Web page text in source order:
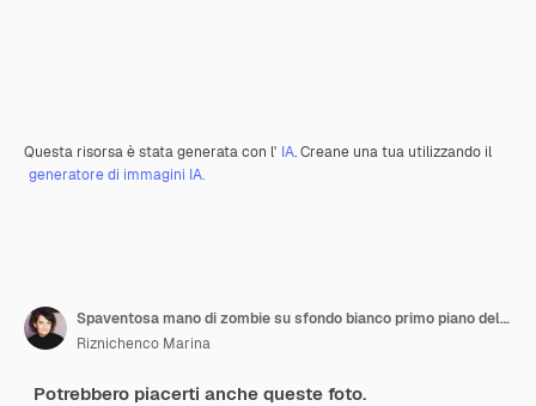
Questa risorsa è stata generata con l' IA. Creane una tua utilizzando il
generatore di immagini IA.
Spaventosa mano di zombie su sfondo bianco primo piano del personaggio di Halloween
Riznichenco Marina
Potrebbero piacerti anche queste foto.